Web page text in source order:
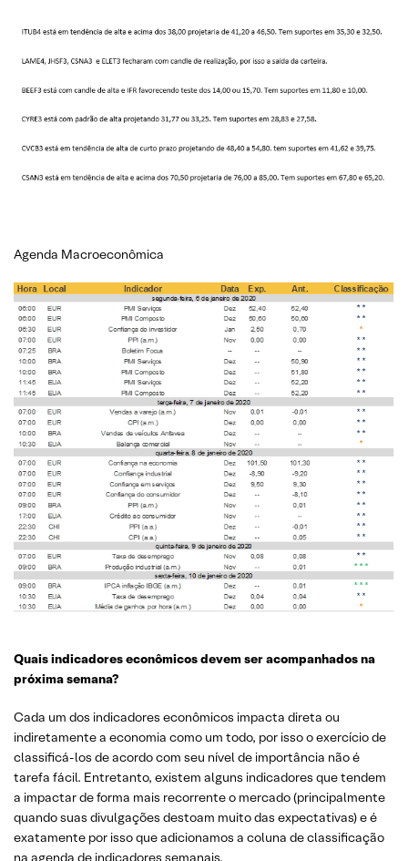
Agenda Macroeconômica
Quais indicadores econômicos devem ser acompanhados na
próxima semana?
Cada um dos indicadores econômicos impacta direta ou
indiretamente a economia como um todo, por isso o exercício de
classificá-los de acordo com seu nível de importância não é
tarefa fácil. Entretanto, existem alguns indicadores que tendem
a impactar de forma mais recorrente o mercado (principalmente
quando suas divulgações destoam muito das expectativas) e é
exatamente por isso que adicionamos a coluna de classificação
na agenda de indicadores semanais.